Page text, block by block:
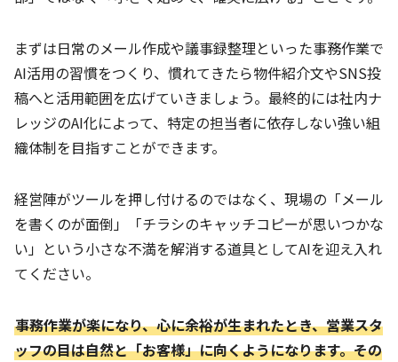
まずは日常のメール作成や議事録整理といった事務作業で
AI活用の習慣をつくり、慣れてきたら物件紹介文やSNS投
稿へと活用範囲を広げていきましょう。最終的には社内ナ
レッジのAI化によって、特定の担当者に依存しない強い組
織体制を目指すことができます。
経営陣がツールを押し付けるのではなく、現場の「メール
を書くのが面倒」「チラシのキャッチコピーが思いつかな
い」という小さな不満を解消する道具としてAIを迎え入れ
てください。
事務作業が楽になり、心に余裕が生まれたとき、営業スタ
ッフの目は自然と「お客様」に向くようになります。その